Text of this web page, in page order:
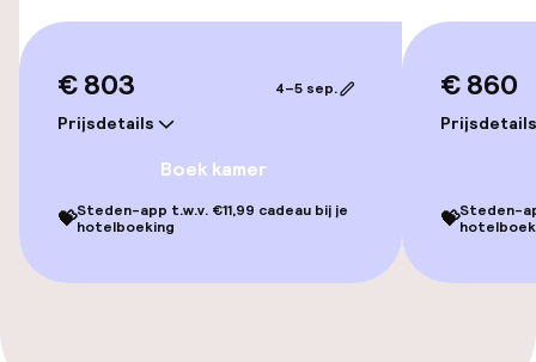
Voor toegankelijkheid
geoptimaliseerde kamers beschikbaar
Kamers
geoptimaliseerde kamers beschikbaar
€ 803
Prijsdetails
4–5 sep.
Boek kamer
💝Steden-app t.w.v. €11,99 cadeau bij je
hotelboeking
€ 860
Prijsdetails
💝Steden-